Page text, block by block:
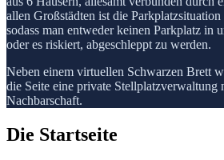
allen Großstädten ist die
sodass man entweder keinen Parkplatz in
oder es riskiert, abgeschleppt zu werden.
Neben einem virtuellen Schwarzen Brett
die Seite eine private Stellplatzverwaltung
Nachbarschaft.
Die Startseite